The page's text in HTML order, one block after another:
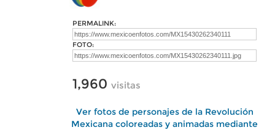
PERMALINK:
FOTO:
1,960 visitas
Ver fotos de personajes de la Revolución
Mexicana coloreadas y animadas mediante